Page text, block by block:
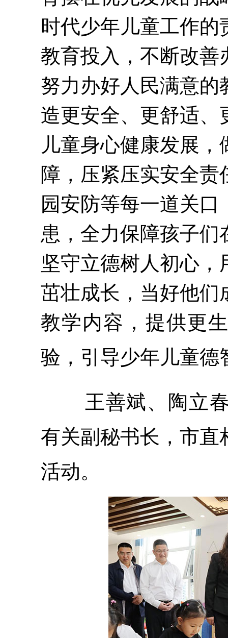
时代少年儿童工作
教育投入，不断改善
努力办好人民满意
造更安全、更舒适
儿童身心健康发展
障，压紧压实安全
园安防等每一道关
患，全力保障孩子
坚守立德树人初心
茁壮成长，当好他们
教学内容，提供更
验，引导少年儿童德
王善斌、陶立
有关副秘书长，市直
活动。